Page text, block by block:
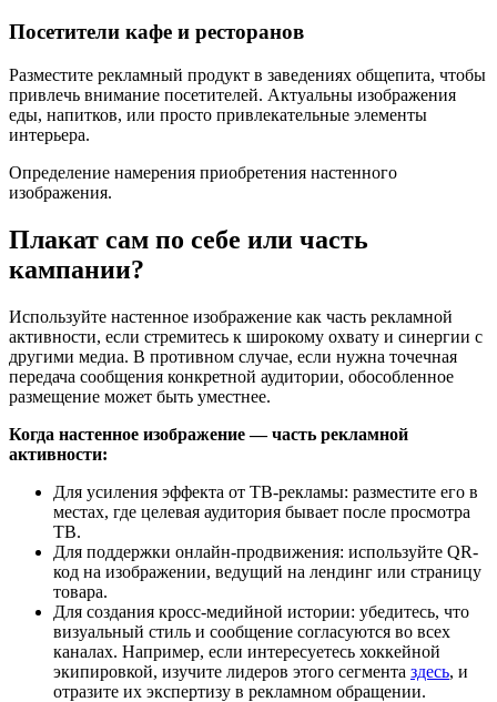
Посетители кафе и ресторанов
Разместите рекламный продукт в заведениях общепита, чтобы
привлечь внимание посетителей. Актуальны изображения
еды, напитков, или просто привлекательные элементы
интерьера.
Определение намерения приобретения настенного
изображения.
Плакат сам по себе или часть
кампании?
Используйте настенное изображение как часть рекламной
активности, если стремитесь к широкому охвату и синергии с
другими медиа. В противном случае, если нужна точечная
передача сообщения конкретной аудитории, обособленное
размещение может быть уместнее.
Когда настенное изображение — часть рекламной
активности:
Для усиления эффекта от ТВ-рекламы: разместите его в
местах, где целевая аудитория бывает после просмотра
ТВ.
Для поддержки онлайн-продвижения: используйте QR-
код на изображении, ведущий на лендинг или страницу
товара.
Для создания кросс-медийной истории: убедитесь, что
визуальный стиль и сообщение согласуются во всех
каналах. Например, если интересуетесь хоккейной
экипировкой, изучите лидеров этого сегмента здесь, и
отразите их экспертизу в рекламном обращении.